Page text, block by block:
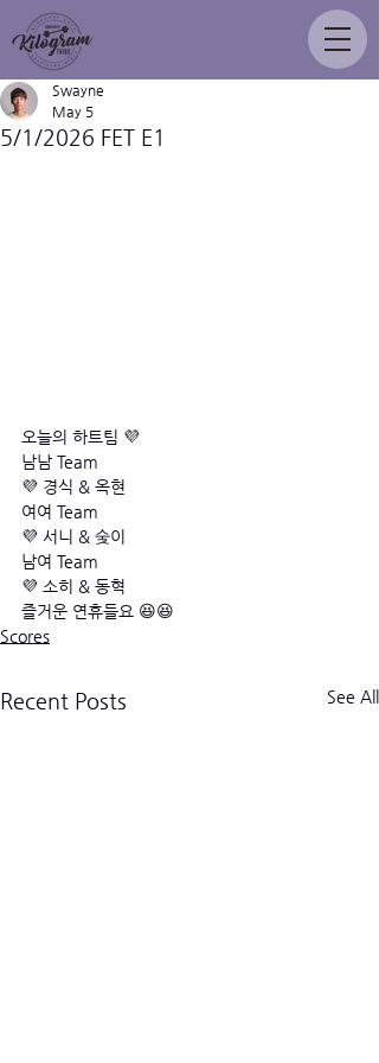
5/1/2026 FET E1
Swayne
May 5
오늘의 하트팀 💜
남남 Team
💜 경식 & 옥현
여여 Team
💜 서니 & 숮이
남여 Team
💜 소히 & 동혁
즐거운 연휴들요 😆😆
Scores
Recent Posts See All